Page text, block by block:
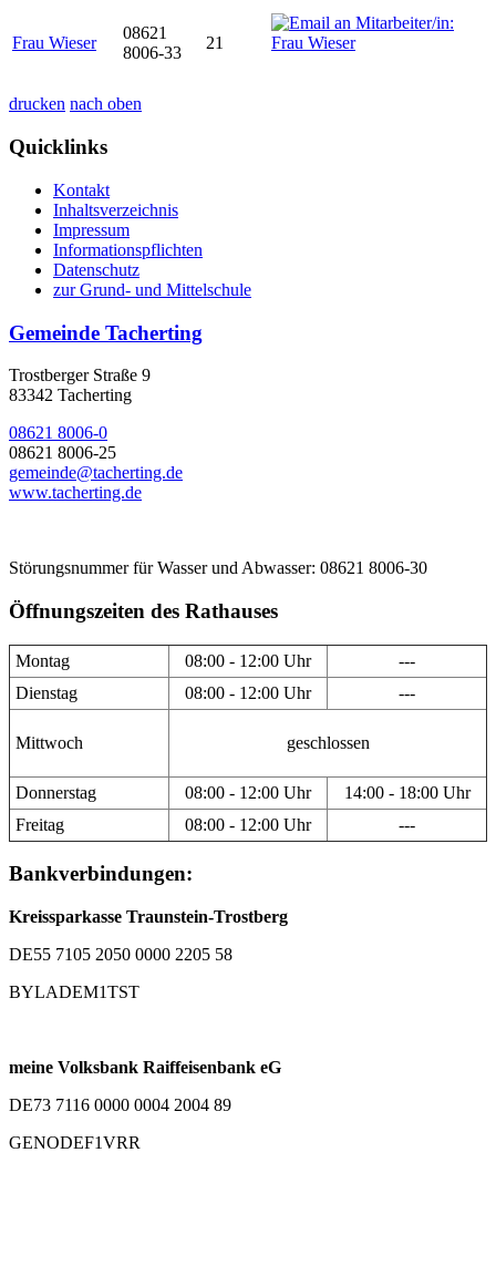
Frau Wieser
08621
8006-33
21
drucken nach oben
Quicklinks
Kontakt
Inhaltsverzeichnis
Impressum
Informationspflichten
Datenschutz
zur Grund- und Mittelschule
Gemeinde Tacherting
Trostberger Straße 9
83342 Tacherting
08621 8006-0
08621 8006-25
gemeinde@tacherting.de
www.tacherting.de
Störungsnummer für Wasser und Abwasser: 08621 8006-30
Öffnungszeiten des Rathauses
Montag 08:00 - 12:00 Uhr
---
Dienstag
08:00 - 12:00 Uhr ---
Mittwoch geschlossen
Donnerstag 08:00 - 12:00 Uhr
14:00 - 18:00 Uhr
Freitag
08:00 - 12:00 Uhr ---
Bankverbindungen:
Kreissparkasse Traunstein-Trostberg
DE55 7105 2050 0000 2205 58
BYLADEM1TST
meine Volksbank Raiffeisenbank eG
DE73 7116 0000 0004 2004 89
GENODEF1VRR